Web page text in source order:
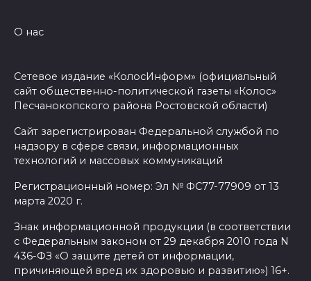
ВСЕ КАК ЕСТЬ. Исчезающая
Украина. Страна вдов и
сирот...
07 августа 2026 16:11
ремонтируют 2,85 км дороги к
07 августа 2026 15:50
Через 23 года Ростов может
О нас
Сетевое издание «КолосИнформ» (официальный
сайт общественно-политической газеты «Колос»
Песчанокопского района Ростовской области)
Сайт зарегистрирован Федеральной службой по
надзору в сфере связи, информационных
технологий и массовых коммуникаций
Регистрационный номер: Эл № ФС77-77909 от 13
марта 2020 г.
Знак информационной продукции (в соответствии
с Федеральным законом от 29 декабря 2010 года N
436-ФЗ «О защите детей от информации,
причиняющей вред их здоровью и развитию») 16+.